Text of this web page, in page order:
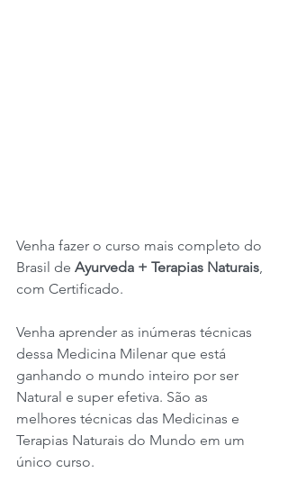
Venha fazer o curso mais completo do
Brasil de Ayurveda + Terapias Naturais,
com Certificado.
Venha aprender as inúmeras técnicas
dessa Medicina Milenar que está
ganhando o mundo inteiro por ser
Natural e super efetiva. São as
melhores técnicas das Medicinas e
Terapias Naturais do Mundo em um
único curso.